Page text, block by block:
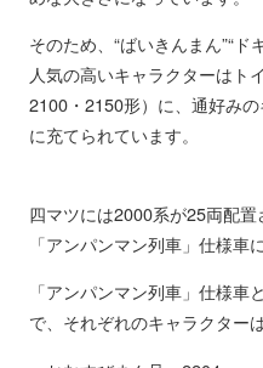
そのため、“ばいきんまん”“ド
人気の高いキャラクターはト
2100・2150形）に、通好み
に充てられています。
四マツには2000系が25両配
「アンパンマン列車」仕様車
「アンパンマン列車」仕様
で、それぞれのキャラクター